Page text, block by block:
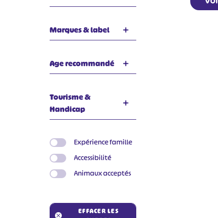
Marques & label
Age recommandé
Tourisme &
Handicap
Expérience famille
Accessibilité
Animaux acceptés
EFFACER LES